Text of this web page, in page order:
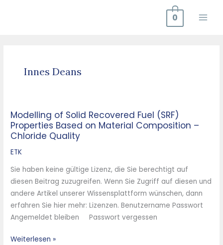
0
Innes Deans
Modelling of Solid Recovered Fuel (SRF)
Properties Based on Material Composition –
Chloride Quality
ETK
Sie haben keine gültige Lizenz, die Sie berechtigt auf
diesen Beitrag zuzugreifen. Wenn Sie Zugriff auf diesen und
andere Artikel unserer Wissensplattform wünschen, dann
erfahren Sie hier mehr: Lizenzen. Benutzername Passwort
Angemeldet bleiben Passwort vergessen
Modelling
of
Solid
Recovered
(SRF)
Properties
Based
on
Material
Composition
Weiterlesen »